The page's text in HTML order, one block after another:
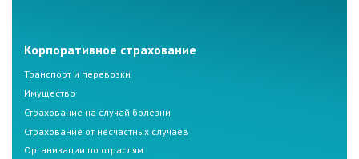
Корпоративное страхование
Транспорт и перевозки
Имущество
Страхование на случай болезни
Страхование от несчастных случаев
Организации по отраслям